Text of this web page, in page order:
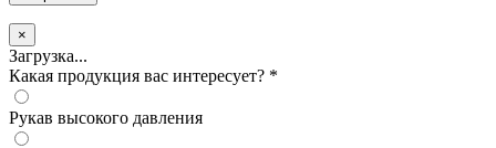
×
Загрузка...
Какая продукция вас интересует? *
Рукав высокого давления